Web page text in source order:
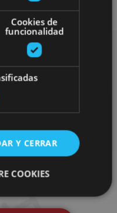
plus de
pour compléter votre
visites et les
Cookies de
funcionalidad
Y CERRAR
COOKIES